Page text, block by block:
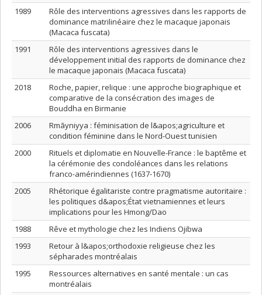
1989
Rôle des interventions agressives dans les rapports de
dominance matrilinéaire chez le macaque japonais
(Macaca fuscata)
1991
Rôle des interventions agressives dans le
développement initial des rapports de dominance chez
le macaque japonais (Macaca fuscata)
2018
Roche, papier, relique : une approche biographique et
comparative de la consécration des images de
Bouddha en Birmanie
2006
Rmāyniyya : féminisation de l&apos;agriculture et
condition féminine dans le Nord-Ouest tunisien
2000
Rituels et diplomatie en Nouvelle-France : le baptême et
la cérémonie des condoléances dans les relations
franco-amérindiennes (1637-1670)
2005
Rhétorique égalitariste contre pragmatisme autoritaire :
les politiques d&apos;État vietnamiennes et leurs
implications pour les Hmong/Dao
1988
Rêve et mythologie chez les Indiens Ojibwa
1993
Retour à l&apos;orthodoxie religieuse chez les
sépharades montréalais
1995
Ressources alternatives en santé mentale : un cas
montréalais